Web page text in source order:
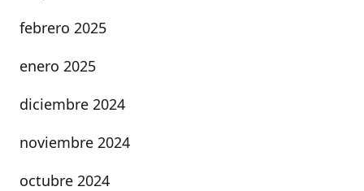
febrero 2025
enero 2025
diciembre 2024
noviembre 2024
octubre 2024